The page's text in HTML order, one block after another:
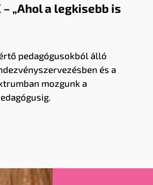
– „Ahol a legkisebb is
pedagógusokból álló
és a
mozgunk a